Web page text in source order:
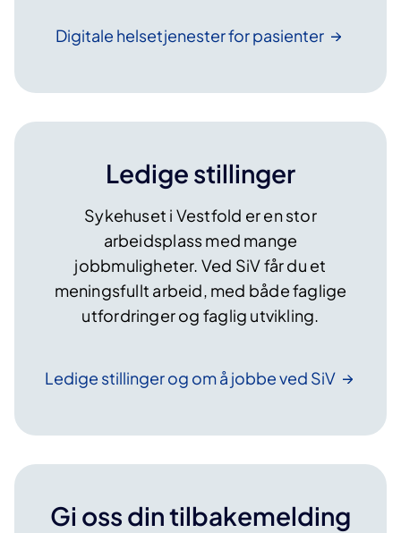
Digitale helsetjenester forpasienter
Ledige stillinger
Sykehuset i Vestfold er en stor
arbeidsplass med mange
jobbmuligheter. Ved SiV får du et
meningsfullt arbeid, med både faglige
utfordringer og faglig utvikling.
Ledige stillinger og om å jobbe ved SiV
Gi oss din tilbakemelding